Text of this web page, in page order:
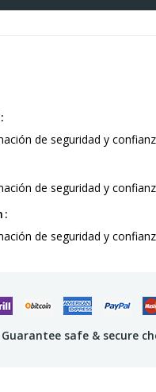
de seguridad y
de seguridad y
de seguridad y
Guarantee safe & secure